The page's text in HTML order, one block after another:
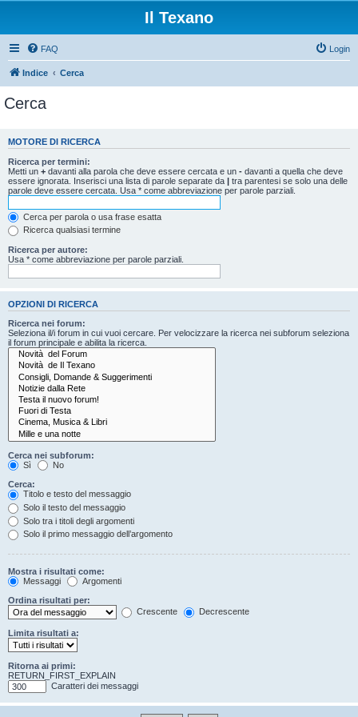
Il Texano
FAQ Login
Indice Cerca
Cerca
MOTORE DI RICERCA
Ricerca per termini:
Metti un + davanti alla parola che deve essere cercata e un - davanti a quella che deve
essere ignorata. Inserisci una lista di parole separate da | tra parentesi se solo una delle
parole deve essere cercata. Usa * come abbreviazione per parole parziali.
Cerca per parola o usa frase esatta
Ricerca qualsiasi termine
Ricerca per autore:
Usa * come abbreviazione per parole parziali.
OPZIONI DI RICERCA
Ricerca nei forum:
Seleziona il/i forum in cui vuoi cercare. Per velocizzare la ricerca nei subforum seleziona
il forum principale e abilita la ricerca.
Cerca nei subforum:
Sì
No
Cerca:
Titolo e testo del messaggio
Solo il testo del messaggio
Solo tra i titoli degli argomenti
Solo il primo messaggio dell’argomento
Mostra i risultati come:
Messaggi
Argomenti
Ordina risultati per:
Crescente
Decrescente
Limita risultati a:
Ritorna ai primi:
RETURN_FIRST_EXPLAIN
Caratteri dei messaggi